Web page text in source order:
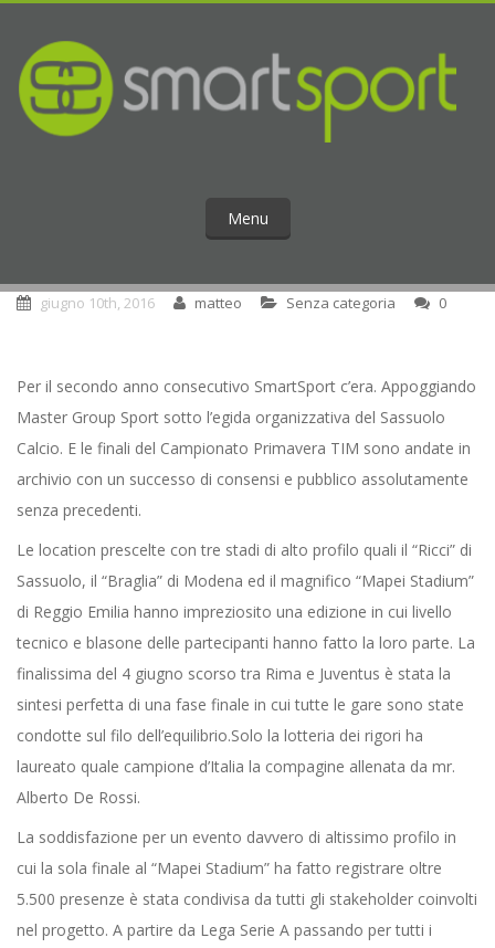
Menu
giugno 10th, 2016 matteo Senza categoria 0
Per il secondo anno consecutivo SmartSport c’era. Appoggiando
Master Group Sport sotto l’egida organizzativa del Sassuolo
Calcio. E le finali del Campionato Primavera TIM sono andate in
archivio con un successo di consensi e pubblico assolutamente
senza precedenti.
Le location prescelte con tre stadi di alto profilo quali il “Ricci” di
Sassuolo, il “Braglia” di Modena ed il magnifico “Mapei Stadium”
di Reggio Emilia hanno impreziosito una edizione in cui livello
tecnico e blasone delle partecipanti hanno fatto la loro parte. La
finalissima del 4 giugno scorso tra Rima e Juventus è stata la
sintesi perfetta di una fase finale in cui tutte le gare sono state
condotte sul filo dell’equilibrio.Solo la lotteria dei rigori ha
laureato quale campione d’Italia la compagine allenata da mr.
Alberto De Rossi.
La soddisfazione per un evento davvero di altissimo profilo in
cui la sola finale al “Mapei Stadium” ha fatto registrare oltre
5.500 presenze è stata condivisa da tutti gli stakeholder coinvolti
nel progetto. A partire da Lega Serie A passando per tutti i